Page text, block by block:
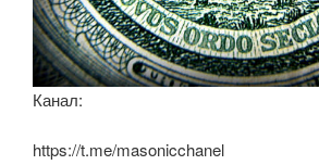
Канал:
https://t.me/masonicchanel